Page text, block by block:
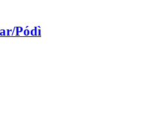
Pódì